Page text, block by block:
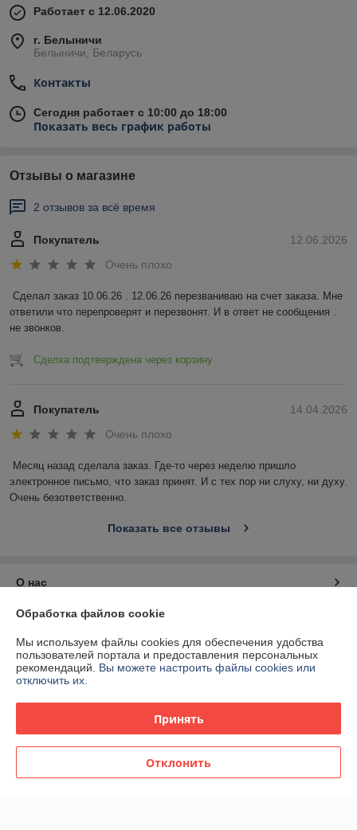
Работает с 12.06.2020
г. Белыничи
Белыничи, Беларусь
Контакты
Сегодня работает с 10:00 до 18:00
Показать весь график работы
Отзывы о магазине
2 отзывов за всё время
12.06.2026
Покупатель
Очень плохо
Сделал заказ 10.06.26 . 12.06.26 перезваниваю на счет заказа. Мне
ответили что перепроверят и перезвонят. И в ответ не сообщения .
не звонков.
Сделка подтверждена через корзину
14.04.2026
Покупатель
Очень плохо
Месяц назад сделала заказ. Где-то через неделю пришло
электронное письмо, что заказ принят. И с тех пор ни слуху, ни духу.
Очень безответственно.
Показать все отзывы
О нас
Контакты
Доставка и оплата
Полная версия сайта
Политика обработки cookies
Обработка файлов cookie
Мы используем файлы cookies для обеспечения удобства
пользователей портала и предоставления персональных
рекомендаций. Вы можете настроить файлы cookies или
отключить их.
Принять
Отклонить